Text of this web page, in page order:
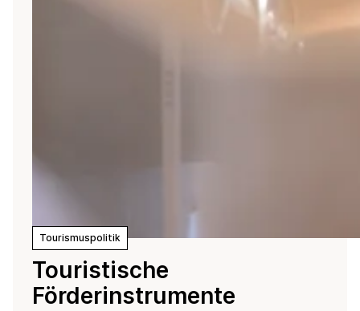
Tourismuspolitik
Touristische
Förderinstrumente